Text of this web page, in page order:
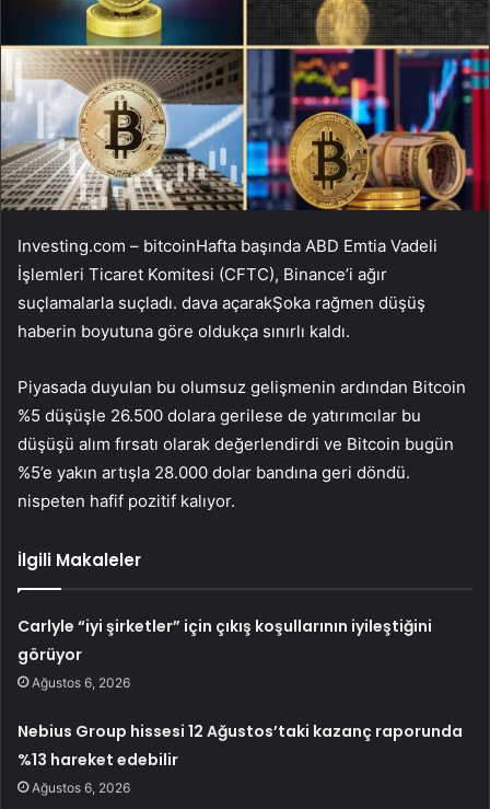
Investing.com – bitcoinHafta başında ABD Emtia Vadeli
İşlemleri Ticaret Komitesi (CFTC), Binance’i ağır
suçlamalarla suçladı. dava açarakŞoka rağmen düşüş
haberin boyutuna göre oldukça sınırlı kaldı.
Piyasada duyulan bu olumsuz gelişmenin ardından Bitcoin
%5 düşüşle 26.500 dolara gerilese de yatırımcılar bu
düşüşü alım fırsatı olarak değerlendirdi ve Bitcoin bugün
%5’e yakın artışla 28.000 dolar bandına geri döndü.
nispeten hafif pozitif kalıyor.
İlgili Makaleler
Carlyle “iyi şirketler” için çıkış koşullarının iyileştiğini
görüyor
Ağustos 6, 2026
Nebius Group hissesi 12 Ağustos’taki kazanç raporunda
%13 hareket edebilir
Ağustos 6, 2026